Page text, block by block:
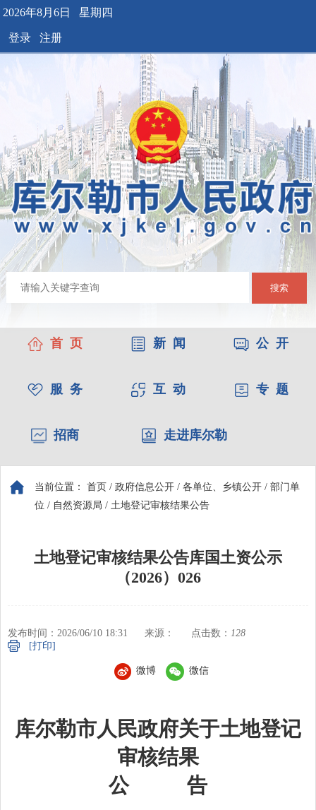
2026年8月6日 星期四
登录 注册
搜索
首 页 新 闻 公 开
服 务 互 动 专 题
招商 走进库尔勒
当前位置： 首页 / 政府信息公开 / 各单位、乡镇公开 / 部门单
位 / 自然资源局 / 土地登记审核结果公告
土地登记审核结果公告库国土资公示
（2026）026
发布时间：2026/06/10 18:31 来源： 点击数： 128
[打印]
微博 微信
库尔勒市人民政府关于土地登记
审核结果
公
告